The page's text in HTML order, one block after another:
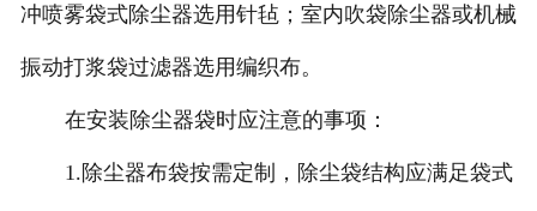
冲喷雾袋式除尘器选用针毡；室内吹袋除尘器或机械
振动打浆袋过滤器选用编织布。
在安装除尘器袋时应注意的事项：
1.除尘器布袋按需定制，除尘袋结构应满足袋式